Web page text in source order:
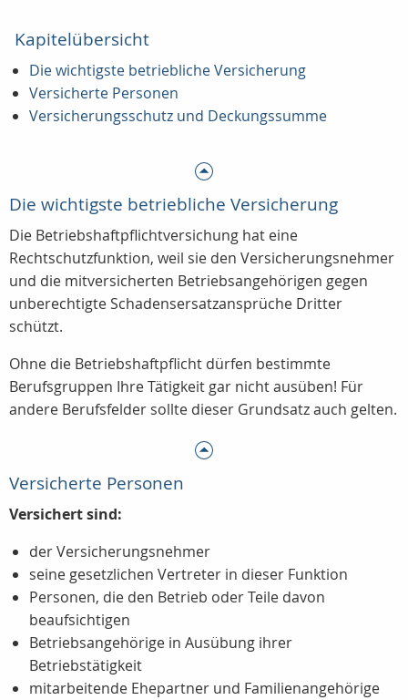
Kapitelübersicht
Die wichtigste betriebliche Versicherung
Versicherte Personen
Versicherungsschutz und Deckungssumme
Die wichtigste betriebliche Versicherung
Die Betriebshaftpflichtversichung hat eine
Rechtschutzfunktion, weil sie den Versicherungsnehmer
und die mitversicherten Betriebsangehörigen gegen
unberechtigte Schadensersatzansprüche Dritter
schützt.
Ohne die Betriebshaftpflicht dürfen bestimmte
Berufsgruppen Ihre Tätigkeit gar nicht ausüben! Für
andere Berufsfelder sollte dieser Grundsatz auch gelten.
Versicherte Personen
Versichert sind:
der Versicherungsnehmer
seine gesetzlichen Vertreter in dieser Funktion
Personen, die den Betrieb oder Teile davon
beaufsichtigen
Betriebsangehörige in Ausübung ihrer
Betriebstätigkeit
mitarbeitende Ehepartner und Familienangehörige